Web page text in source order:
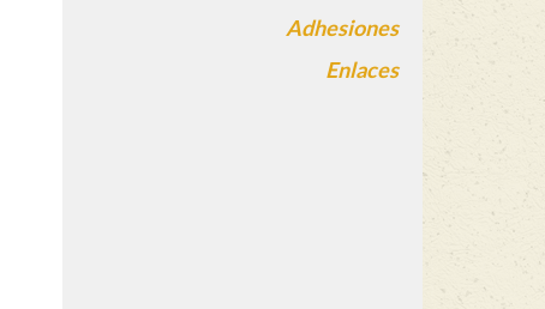
Adhesiones
Enlaces